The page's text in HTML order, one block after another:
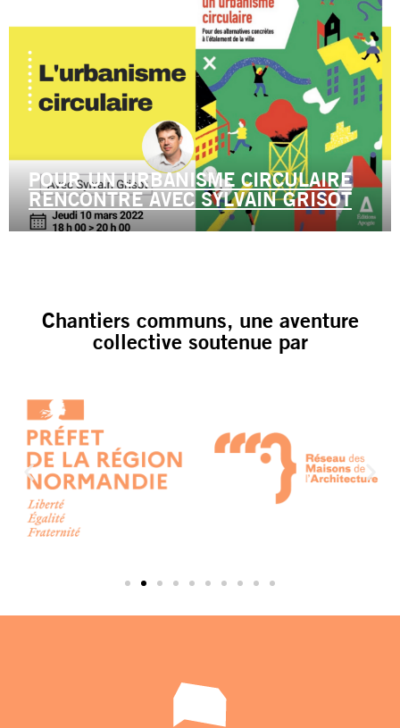
POUR UN URBANISME CIRCULAIRE
RENCONTRE AVEC SYLVAIN GRISOT
Chantiers communs, une aventure
collective soutenue par